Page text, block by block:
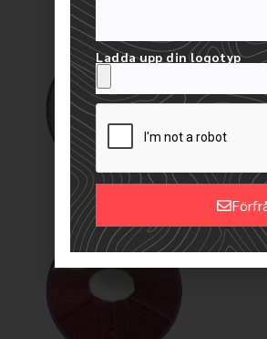
Öglor med kontrastfärgad
Ladda upp din logotyp
Alternative: